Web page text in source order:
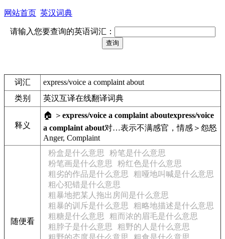
网站首页 英汉词典
请输入您要查询的英语词汇：
词汇
express/voice a complaint about
类别
英汉互译在线翻译词典
释义
🏠 ＞ express/voice a complaint aboutexpress/voice
a complaint about对…表示不满感官，情感＞怨怒
Anger, Complaint
随便看
粉盒是什么意思
粉笔是什么意思
粉笔画是什么意思
粉红色是什么意思
粗劣的作品是什么意思
粗哑地叫喊是什么意思
粗心犯错是什么意思
粗暴地把某人拖出房间是什么意思
粗暴的训斥是什么意思
粗略地描述是什么意思
粗糖是什么意思
粗而浓的眉毛是什么意思
粗脖子是什么意思
粗野的人是什么意思
粗野的态度是什么意思
粗食是什么意思